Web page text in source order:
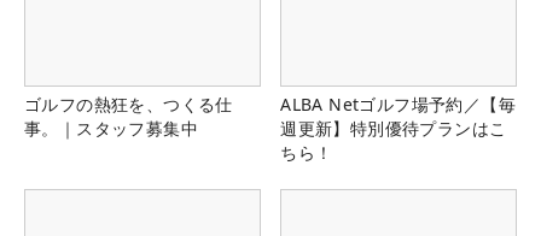
ゴルフの熱狂を、つくる仕
事。｜スタッフ募集中
ALBA Netゴルフ場予約／【毎
週更新】特別優待プランはこ
ちら！